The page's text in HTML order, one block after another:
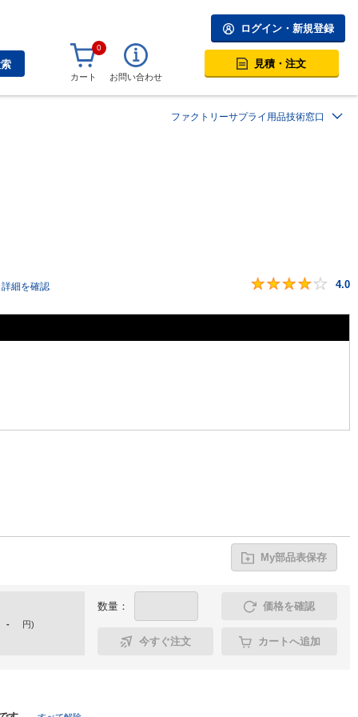
ログイン・新規登録
0
カート お問い合わせ
見積・注文
ファクトリーサプライ用品技術窓口
詳細を確認 4.0
My部品表保存
- 円)
数量： 価格を確認
今すぐ注文 カートへ追加